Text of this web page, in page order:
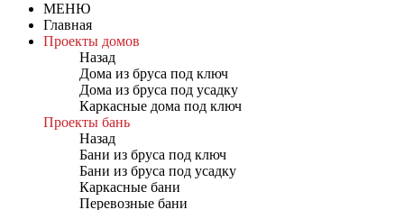
МЕНЮ
Главная
Проекты домов
Назад
Дома из бруса под ключ
Дома из бруса под усадку
Каркасные дома под ключ
Проекты бань
Назад
Бани из бруса под ключ
Бани из бруса под усадку
Каркасные бани
Перевозные бани